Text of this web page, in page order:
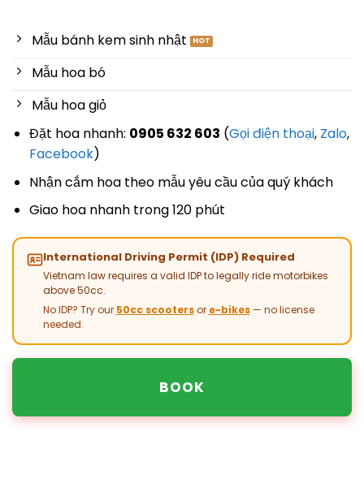
Mẫu bánh kem sinh nhật
Mẫu hoa bó
Mẫu hoa giỏ
Đặt hoa nhanh: 0905 632 603 (Gọi điện thoại, Zalo,
Facebook)
Nhận cắm hoa theo mẫu yêu cầu của quý khách
Giao hoa nhanh trong 120 phút
International Driving Permit (IDP) Required
Vietnam law requires a valid IDP to legally ride motorbikes
above 50cc.
No IDP? Try our 50cc scootersor e-bikes— no license
needed.
BOOK